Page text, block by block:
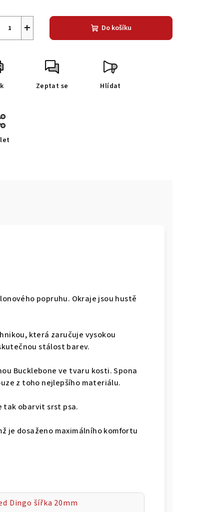
+ Do košíku
Zeptat se Hlídat
popruhu. Okraje jsou hustě
která zaručuje vysokou
stálost barev.
Bucklebone ve tvaru kosti. Spona
z toho nejlepšího materiálu.
tak obarvit srst psa.
je dosaženo maximálního komfortu
Dingo šířka 20mm